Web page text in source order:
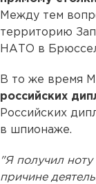
Между тем
территорию
НАТО в
В то же время
российских
Российских
в шпионаже.
"Я получил
причине